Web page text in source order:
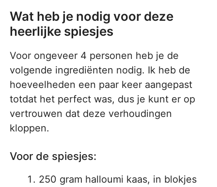
Wat heb je nodig voor deze
heerlijke spiesjes
Voor ongeveer 4 personen heb je de
volgende ingrediënten nodig. Ik heb de
hoeveelheden een paar keer aangepast
totdat het perfect was, dus je kunt er op
vertrouwen dat deze verhoudingen
kloppen.
Voor de spiesjes:
250 gram halloumi kaas, in blokjes